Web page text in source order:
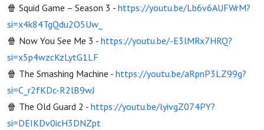
🍿 Squid Game – Season 3 - https://youtu.be/Lb6v6AUFWrM?
si=x4k84TgQdu2O5Uw_
🍿 Now You See Me 3 - https://youtu.be/-E3lMRx7HRQ?
si=x5p4wzcKzLytG1LF
🍿 The Smashing Machine - https://youtu.be/aRpnP3LZ99g?
si=C_r2fKDc-R2lB9wJ
🍿 The Old Guard 2 - https://youtu.be/lyivgZ074PY?
si=DEIKDv0icH3DNZpt